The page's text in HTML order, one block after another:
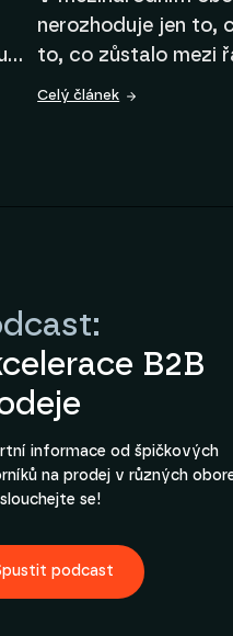
nerozhoduje jen to,
to, co zůstalo mezi
Celý článek
B2B
informace od špičkových
na prodej v různých
se!
podcast